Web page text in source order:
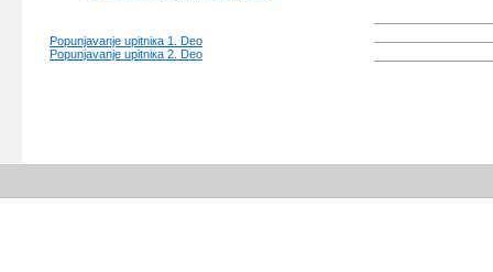
Pоpunjаvаnjе upitniка 1. Dео
Pоpunjаvаnjе upitniка 2. Dео